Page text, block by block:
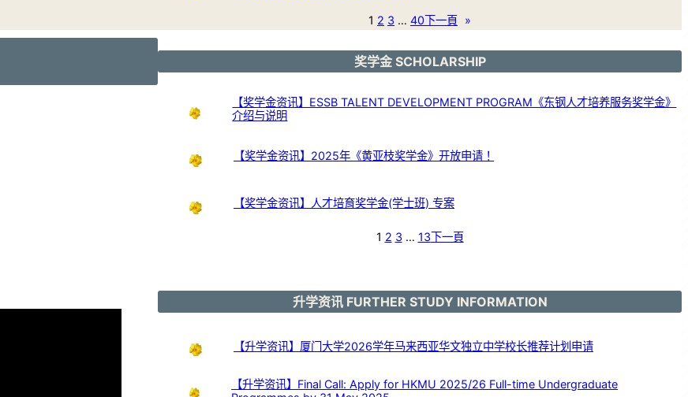
1 2 3 … 40下一頁 »
奖学金 SCHOLARSHIP
【奖学金资讯】ESSB TALENT DEVELOPMENT PROGRAM《东钢人才培养服务奖学金》
介绍与说明
【奖学金资讯】2025年《黄亚枝奖学金》开放申请！
【奖学金资讯】人才培育奖学金(学士班) 专案
1 2 3 … 13下一頁
升学资讯 FURTHER STUDY INFORMATION
【升学资讯】厦门大学2026学年马来西亚华文独立中学校长推荐计划申请
【升学资讯】Final Call: Apply for HKMU 2025/26 Full-time Undergraduate